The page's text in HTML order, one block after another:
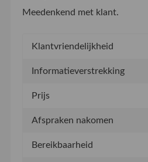
Meedenkend met klant.
Klantvriendelijkheid
Informatieverstrekking
Prijs
Afspraken nakomen
Bereikbaarheid